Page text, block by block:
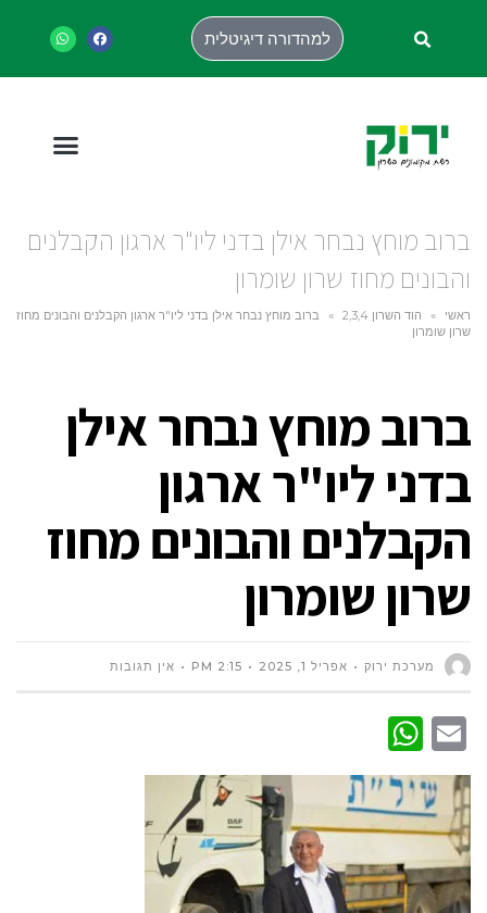
למהדורה דיגיטלית
ברוב מוחץ נבחר אילן בדני ליו"ר ארגון הקבלנים
והבונים מחוז שרון שומרון
ראשי » הוד השרון 2,3,4 »
ברוב מוחץ נבחר אילן בדני ליו"ר ארגון הקבלנים והבונים מחוז
שרון שומרון
ברוב מוחץ נבחר אילן
בדני ליו"ר ארגון
הקבלנים והבונים מחוז
שרון שומרון
מערכת ירוק אפריל 1, 2025 2:15 PM אין תגובות
Email